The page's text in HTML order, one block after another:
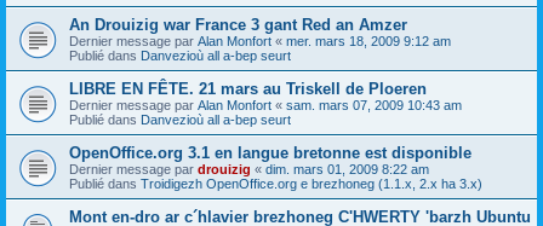
An Drouizig war France 3 gant Red an Amzer
Dernier message par Alan Monfort « mer. mars 18, 2009 9:12 am
Publié dans Danvezioù all a-bep seurt
LIBRE EN FÊTE. 21 mars au Triskell de Ploeren
Dernier message par Alan Monfort « sam. mars 07, 2009 10:43 am
Publié dans Danvezioù all a-bep seurt
OpenOffice.org 3.1 en langue bretonne est disponible
Dernier message par drouizig « dim. mars 01, 2009 8:22 am
Publié dans Troidigezh OpenOffice.org e brezhoneg (1.1.x, 2.x ha 3.x)
Mont en-dro ar c´hlavier brezhoneg C'HWERTY 'barzh Ubuntu